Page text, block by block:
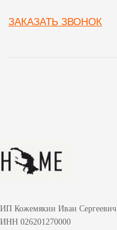
ИП Кожемякин Иван Сергеевич
ИНН 026201270000